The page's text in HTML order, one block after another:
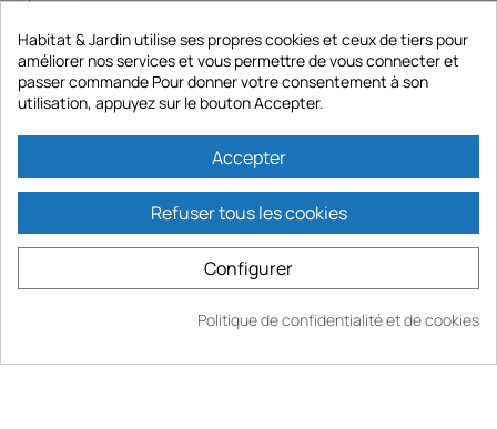
Habitat & Jardin utilise ses propres cookies et ceux de tiers pour
améliorer nos services et vous permettre de vous connecter et
passer commande Pour donner votre consentement à son
utilisation, appuyez sur le bouton Accepter.
Accepter
Refuser tous les cookies
Configurer
Politique de confidentialité et de cookies